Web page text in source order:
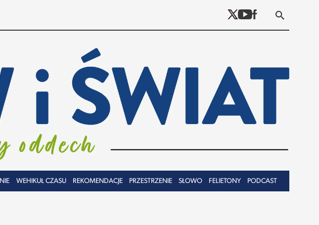
WEHIKUŁ CZASU REKOMENDACJE PRZESTRZENIE SŁOWO FELIETONY PODCAST